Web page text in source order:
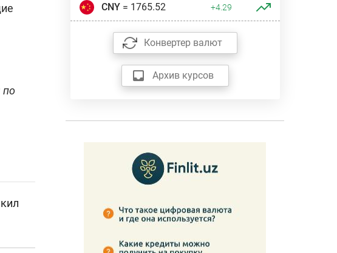
по
CNY= 1765.52 +4.29
Конвертер валют
Архив курсов